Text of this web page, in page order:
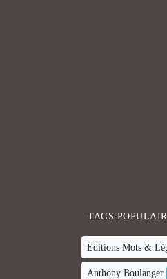
TAGS
Editions Mots &
Anthony Boulanger